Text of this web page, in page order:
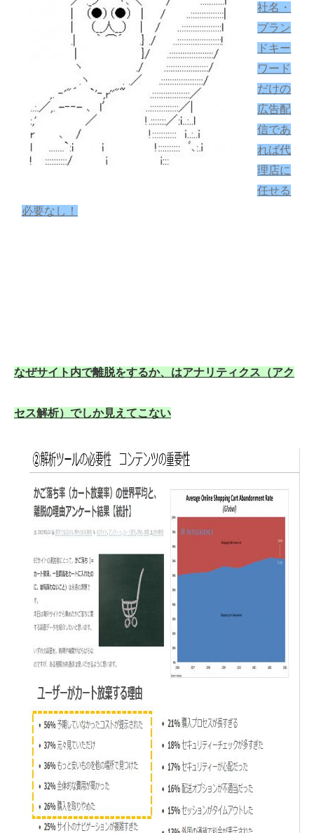
社名・
ブラン
ドキー
ワード
だけの
広告配
信であ
れば代
理店に
任せる
必要なし！
なぜサイト内で離脱をするか、はアナリティクス（アク
セス解析）でしか見えてこない